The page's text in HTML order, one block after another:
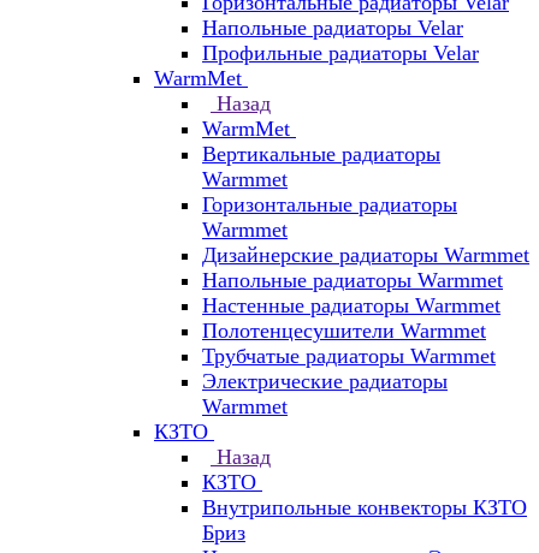
Напольные радиаторы Velar
Профильные радиаторы Velar
WarmMet
Назад
WarmMet
Вертикальные радиаторы
Warmmet
Горизонтальные радиаторы
Warmmet
Дизайнерские радиаторы Warmmet
Напольные радиаторы Warmmet
Настенные радиаторы Warmmet
Полотенцесушители Warmmet
Трубчатые радиаторы Warmmet
Электрические радиаторы
Warmmet
КЗТО
Назад
КЗТО
Внутрипольные конвекторы КЗТО
Бриз